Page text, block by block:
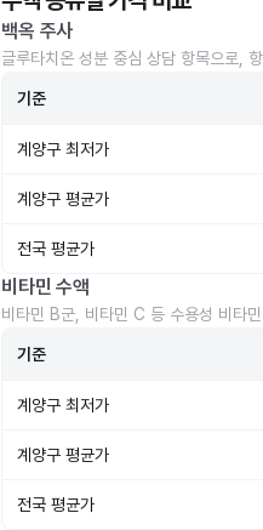
백옥 주사
글루타치온 성분 중심 상담 항목으로,
기준
계양구 최저가
계양구 평균가
전국 평균가
비타민 수액
비타민 B군, 비타민 C 등 수용성 비타
기준
계양구 최저가
계양구 평균가
전국 평균가